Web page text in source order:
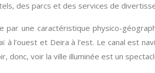
des parcs et des services de
une caractéristique physico-
l’ouest et Deira à l’est. Le canal est
donc, voir la ville illuminée est un